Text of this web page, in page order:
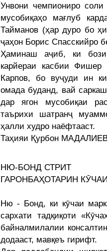
Унвони чемпиониро
мусобиқаҳо мағлуб
Тайманов (ҳар дуро бо
ҷаҳон Борис Спасскийро
Ҳаминаш аҷиб, ки
карйераи касбии
Карпов, бо вуҷуди ин
омада буданд, вай
дар ягон мусобиқаи
таърихи шатранҷ
ҳалли худро наёфтааст.
Таҳияи Қурбон
НЮ-БОНД СТРИТ
ГАРОНБАҲОТАРИН
Ню - Бонд, ки кӯчаи
сархати тадқиқоти
байналмилалии
додааст, мавқеъ гирифт.